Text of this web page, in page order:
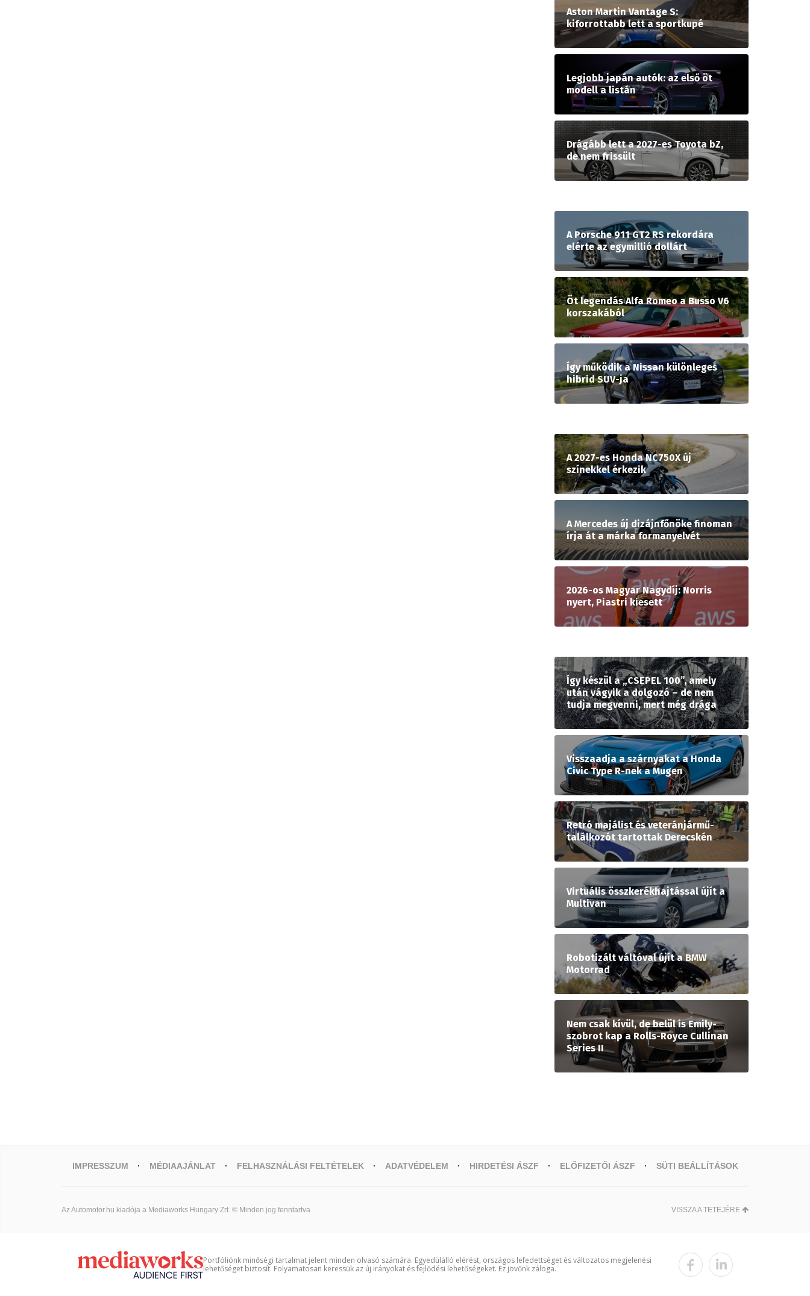
Aston Martin Vantage S:
kiforrottabb lett a sportkupé
Legjobb japán autók: az első öt
modell a listán
Drágább lett a 2027-es Toyota bZ,
de nem frissült
A Porsche 911 GT2 RS rekordára
elérte az egymillió dollárt
Öt legendás Alfa Romeo a Busso V6
korszakából
Így működik a Nissan különleges
hibrid SUV-ja
A 2027-es Honda NC750X új
színekkel érkezik
A Mercedes új dizájnfőnöke finoman
írja át a márka formanyelvét
2026-os Magyar Nagydíj: Norris
nyert, Piastri kiesett
Így készül a „CSEPEL 100”, amely
után vágyik a dolgozó – de nem
tudja megvenni, mert még drága
Visszaadja a szárnyakat a Honda
Civic Type R-nek a Mugen
Retró majálist és veteránjármű-
találkozót tartottak Derecskén
Virtuális összkerékhajtással újít a
Multivan
Robotizált váltóval újít a BMW
Motorrad
Nem csak kívül, de belül is Emily-
szobrot kap a Rolls-Royce Cullinan
Series II
IMPRESSZUM MÉDIAAJÁNLAT FELHASZNÁLÁSI FELTÉTELEK ADATVÉDELEM HIRDETÉSI ÁSZF ELŐFIZETŐI ÁSZF SÜTI BEÁLLÍTÁSOK
Az Automotor.hu kiadója a Mediaworks Hungary Zrt. © Minden jog fenntartva VISSZA A TETEJÉRE
Portfóliónk minőségi tartalmat jelent minden olvasó számára. Egyedülálló elérést, országos lefedettséget és változatos megjelenési
lehetőséget biztosít. Folyamatosan keressük az új irányokat és fejlődési lehetőségeket. Ez jövőnk záloga.